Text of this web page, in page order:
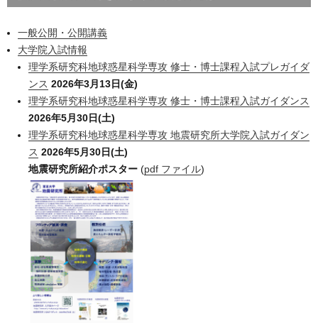
一般公開・公開講義
大学院入試情報
理学系研究科地球惑星科学専攻 修士・博士課程入試プレガイダ
ンス 2026年3月13日(金)
理学系研究科地球惑星科学専攻 修士・博士課程入試ガイダンス
2026年5月30日(土)
理学系研究科地球惑星科学専攻 地震研究所大学院入試ガイダン
ス 2026年5月30日(土)
地震研究所紹介ポスター (pdf ファイル)